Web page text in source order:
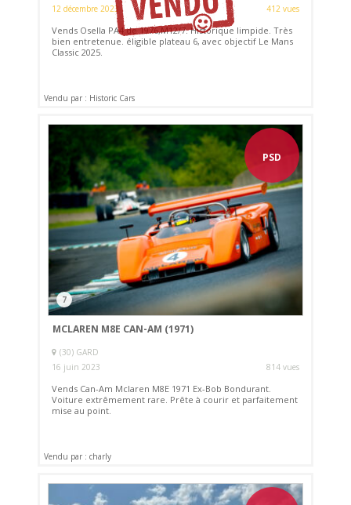
12 décembre 2023 412 vues
Vends Osella PA4 de 1976,M12/7. Historique limpide. Très
bien entretenue. éligible plateau 6, avec objectif Le Mans
Classic 2025.
Vendu par : Historic Cars
PSD
7
MCLAREN M8E CAN-AM (1971)
(30) GARD
16 juin 2023
814 vues
Vends Can-Am Mclaren M8E 1971 Ex-Bob Bondurant.
Voiture extrêmement rare. Prête à courir et parfaitement
mise au point.
Vendu par : charly